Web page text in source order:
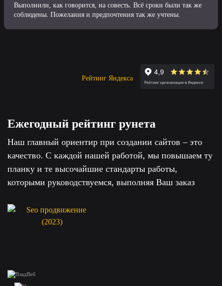
Выполнили, как говорится, на совесть. Всё сроки были так же
соблюдены. Пожелания и предпочтения так же учтены.
Рейтинг Яндекса
Ежегодный рейтинг рунета
Наш главный ориентир при создании сайтов – это
качество. С каждой нашей работой, мы повышаем ту
планку и те высочайшие стандарты работы,
которыми руководствуемся, выполняя Ваш заказ